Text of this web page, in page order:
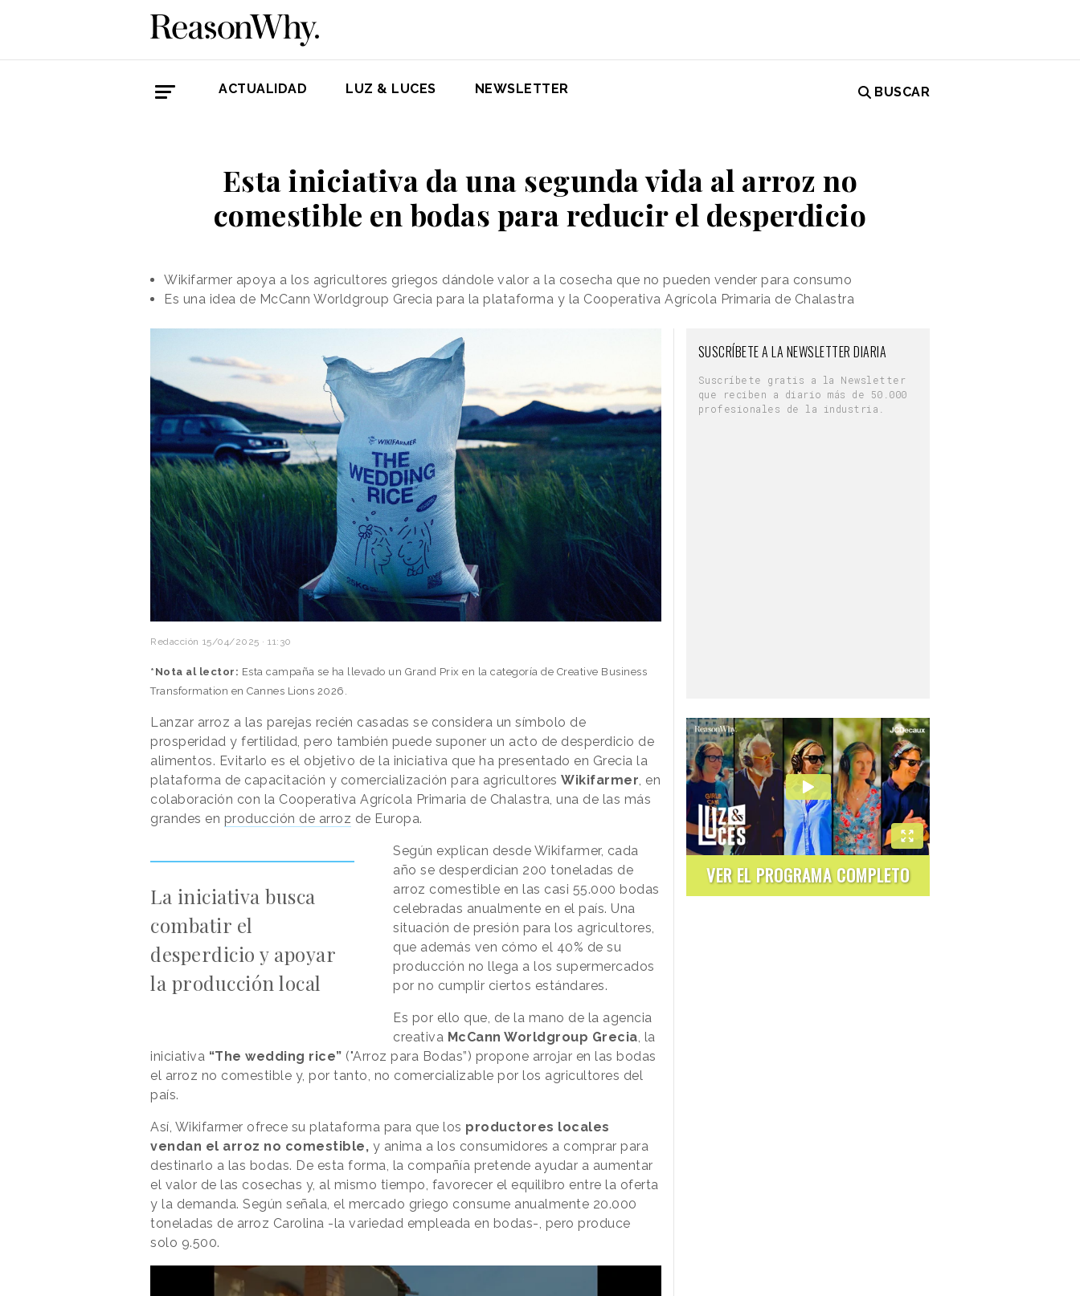
ACTUALIDAD LUZ & LUCES NEWSLETTER BUSCAR
Esta iniciativa da una segunda vida al arroz no
comestible en bodas para reducir el desperdicio
Wikifarmer apoya a los agricultores griegos dándole valor a la cosecha que no pueden vender para consumo
Es una idea de McCann Worldgroup Grecia para la plataforma y la Cooperativa Agrícola Primaria de Chalastra
Redacción 15/04/2025 · 11:30
*Nota al lector: Esta campaña se ha llevado un Grand Prix en la categoría de Creative Business
Transformation en Cannes Lions 2026.
Lanzar arroz a las parejas recién casadas se considera un símbolo de
prosperidad y fertilidad, pero también puede suponer un acto de desperdicio de
alimentos. Evitarlo es el objetivo de la iniciativa que ha presentado en Grecia la
plataforma de capacitación y comercialización para agricultores Wikifarmer, en
colaboración con la Cooperativa Agrícola Primaria de Chalastra, una de las más
grandes en producción de arroz de Europa.
La iniciativa busca
combatir el
desperdicio y apoyar
la producción local
Según explican desde Wikifarmer, cada
año se desperdician 200 toneladas de
arroz comestible en las casi 55.000 bodas
celebradas anualmente en el país. Una
situación de presión para los agricultores,
que además ven cómo el 40% de su
producción no llega a los supermercados
por no cumplir ciertos estándares.
Es por ello que, de la mano de la agencia
creativa McCann Worldgroup Grecia, la
iniciativa “The wedding rice” ("Arroz para Bodas”) propone arrojar en las bodas
el arroz no comestible y, por tanto, no comercializable por los agricultores del
país.
Así, Wikifarmer ofrece su plataforma para que los productores locales
vendan el arroz no comestible, y anima a los consumidores a comprar para
destinarlo a las bodas. De esta forma, la compañía pretende ayudar a aumentar
el valor de las cosechas y, al mismo tiempo, favorecer el equilibro entre la oferta
y la demanda. Según señala, el mercado griego consume anualmente 20.000
toneladas de arroz Carolina -la variedad empleada en bodas-, pero produce
solo 9.500.
SUSCRÍBETE A LA NEWSLETTER DIARIA
Suscríbete gratis a la Newsletter
que reciben a diario más de 50.000
profesionales de la industria.
VER EL PROGRAMA COMPLETO